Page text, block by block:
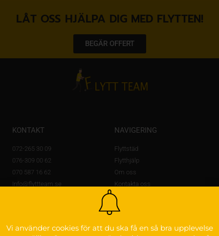
LÅT OSS HJÄLPA DIG MED FLYTTEN!
BEGÄR OFFERT
KONTAKT
072-265 30 09
076-309 00 62
070 587 16 62
Info@flyttteam.se
NAVIGERING
Flyttstäd
Flytthjälp
Om oss
Kontakta oss
Vi använder cookies för att du ska få en så bra upplevelse